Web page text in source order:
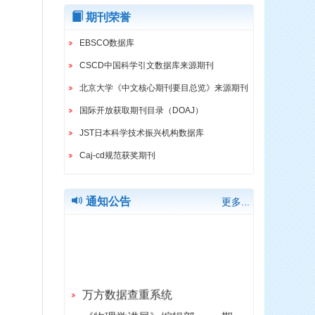
2025年 45卷 3期 2025-04-20
2025年 45卷 1期 2025-02-20
2024年 44卷 6期 2024-12-20
2024年 44卷 5期 2024-10-20
2024年 44卷 4期 2024-08-20
2024年 44卷 3期 2024-06-20
2024年 44卷 2期 2024-04-20
2024年 44卷 1期 2024-02-20
2023年 43卷 5期 2023-10-20
2023年 43卷 1期 2023-02-20
期刊荣誉
EBSCO数据库
CSCD中国科学引文数据库来源期刊
北京大学《中文核心期刊要目总览》来源期刊
国际开放获取期刊目录（DOAJ）
JST日本科学技术振兴机构数据库
Caj-cd规范获奖期刊
通知公告 更多...
万方数据查重系统
《物理学进展》编辑部 ------ 期